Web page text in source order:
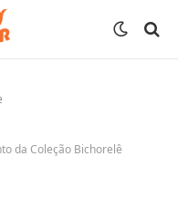
da Coleção Bichorelê